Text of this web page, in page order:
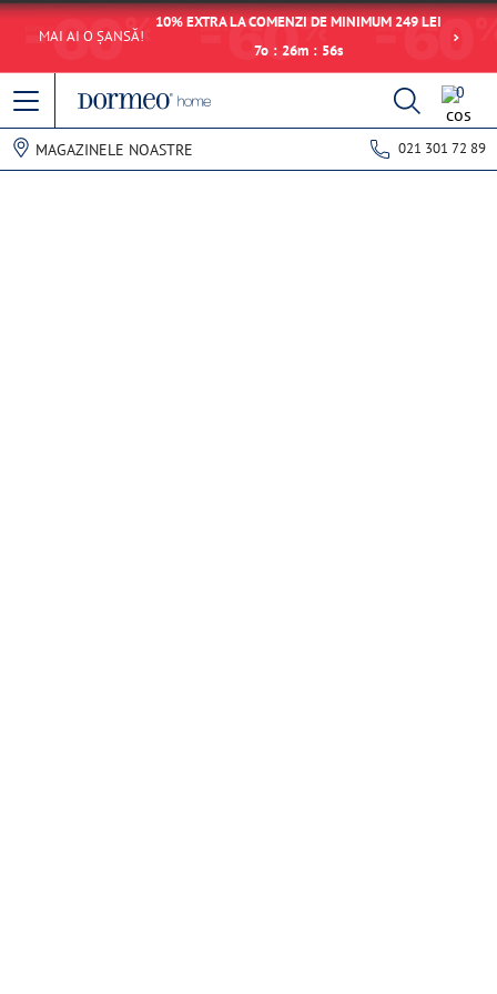
MAI AI O ȘANSĂ!
10% EXTRA LA COMENZI DE MINIMUM 249 LEI
7o : 26m : 56s
0
MAGAZINELE NOASTRE 021 301 72 89